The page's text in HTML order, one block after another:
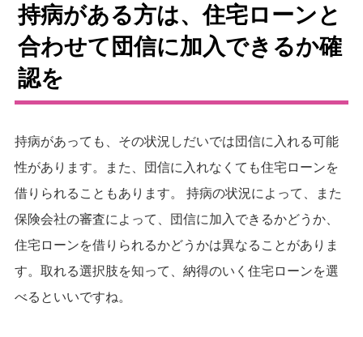
持病がある方は、住宅ローンと
合わせて団信に加入できるか確
認を
持病があっても、その状況しだいでは団信に入れる可能
性があります。また、団信に入れなくても住宅ローンを
借りられることもあります。 持病の状況によって、また
保険会社の審査によって、団信に加入できるかどうか、
住宅ローンを借りられるかどうかは異なることがありま
す。取れる選択肢を知って、納得のいく住宅ローンを選
べるといいですね。